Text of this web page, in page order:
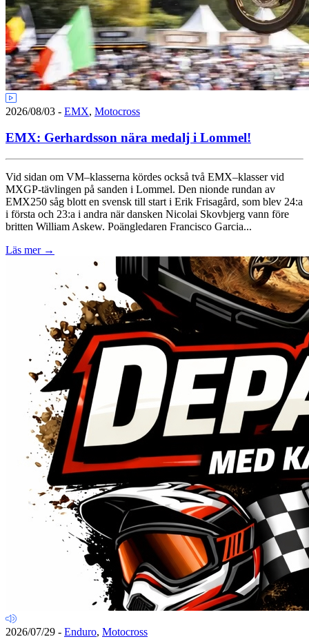
2026/08/03 - EMX, Motocross
EMX: Gerhardsson nära medalj i Lommel!
Vid sidan om VM–klasserna kördes också två EMX–klasser vid
MXGP-tävlingen på sanden i Lommel. Den nionde rundan av
EMX250 såg blott en svensk till start i Erik Frisagård, som blev 24:a
i första och 23:a i andra när dansken Nicolai Skovbjerg vann före
britten William Askew. Poängledaren Francisco Garcia...
Läs mer →
2026/07/29 - Enduro, Motocross